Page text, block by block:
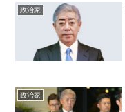
政治家
政治家